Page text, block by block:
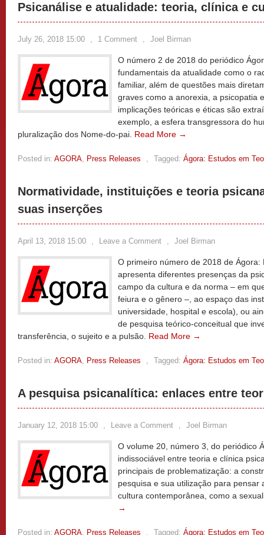
Psicanálise e atualidade: teoria, clínica e
July 26, 2018 15:00 , 1 Comment , Joel Birman
O número 2 de 2018 do periódico
fundamentais da atualidade como o
familiar, além de questões mais
graves como a anorexia, a psicopatia
implicações teóricas e éticas são
exemplo, a esfera transgressora do
pluralização dos Nome-do-pai. Read More →
Posted in: AGORA, Press Releases , Tagged: Ágora: Estudos em
Normatividade, instituições e teoria
suas inserções
April 13, 2018 15:00 , Leave a Comment , Joel Birman
O primeiro número de 2018 de Ágora:
apresenta diferentes presenças da
campo da cultura e da norma – em
feiura e o gênero –, ao espaço das
universidade, hospital e escola), ou
de pesquisa teórico-conceitual que
transferência, o sujeito e a pulsão. Read More →
Posted in: AGORA, Press Releases , Tagged: Ágora: Estudos em
A pesquisa psicanalítica: enlaces entre
January 12, 2018 15:00 , Leave a Comment , Joel Birman
O volume 20, número 3, do periódico
indissociável entre teoria e clínica
principais de problematização: a
pesquisa e sua utilização para
cultura contemporânea, como a
→
Posted in: AGORA, Press Releases , Tagged: Ágora: Estudos em